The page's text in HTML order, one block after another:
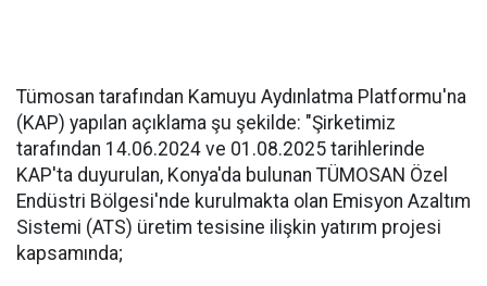
Tümosan tarafından Kamuyu Aydınlatma Platformu'na
(KAP) yapılan açıklama şu şekilde: "Şirketimiz
tarafından 14.06.2024 ve 01.08.2025 tarihlerinde
KAP'ta duyurulan, Konya'da bulunan TÜMOSAN Özel
Endüstri Bölgesi'nde kurulmakta olan Emisyon Azaltım
Sistemi (ATS) üretim tesisine ilişkin yatırım projesi
kapsamında;